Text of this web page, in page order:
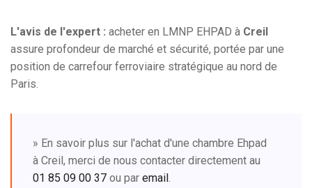
L'avis de l'expert : acheter en LMNP EHPAD à Creil
assure profondeur de marché et sécurité, portée par une
position de carrefour ferroviaire stratégique au nord de
Paris.
» En savoir plus sur l'achat d'une chambre Ehpad
à Creil, merci de nous contacter directement au
01 85 09 00 37 ou par email .